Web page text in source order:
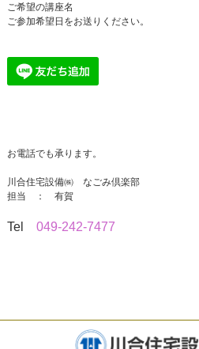
ご希望の講座名
ご参加希望日をお送りください。
お電話でも承ります。
川合住宅設備㈱ なごみ倶楽部
担当 ： 有賀
Tel 049-242-7477